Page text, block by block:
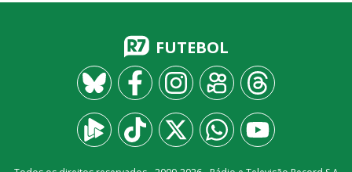
FUTEBOL